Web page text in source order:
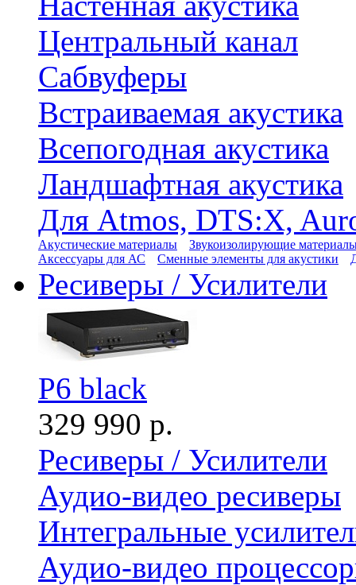
Центральный канал
Сабвуферы
Встраиваемая акустика
Всепогодная акустика
Ландшафтная акустика
Для Atmos, DTS:X,
Акустические материалы
Звукоизолирующие
Аксессуары для АС
Сменные элементы для акустики
Ресиверы / Усилители
P6 black
329 990 р.
Ресиверы / Усилители
Аудио-видео ресиверы
Интегральные
Аудио-видео